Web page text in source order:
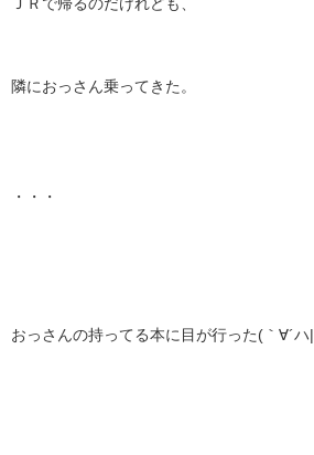
隣におっさん乗ってきた。
・・・
おっさんの持ってる本に目が行った(｀∀´ハ|